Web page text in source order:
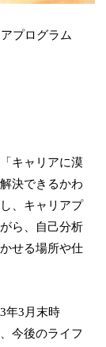
プログラム
キャリアに漠
決できるかわ
、キャリアプ
ら、自己分析
せる場所や仕
年3月末時
今後のライフ